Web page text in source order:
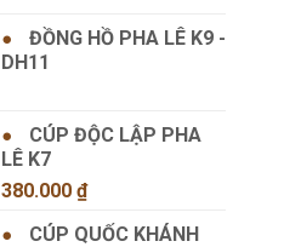
ĐỒNG HỒ PHA LÊ K9 -
DH11
CÚP ĐỘC LẬP PHA
LÊ K7
380.000 ₫
CÚP QUỐC KHÁNH